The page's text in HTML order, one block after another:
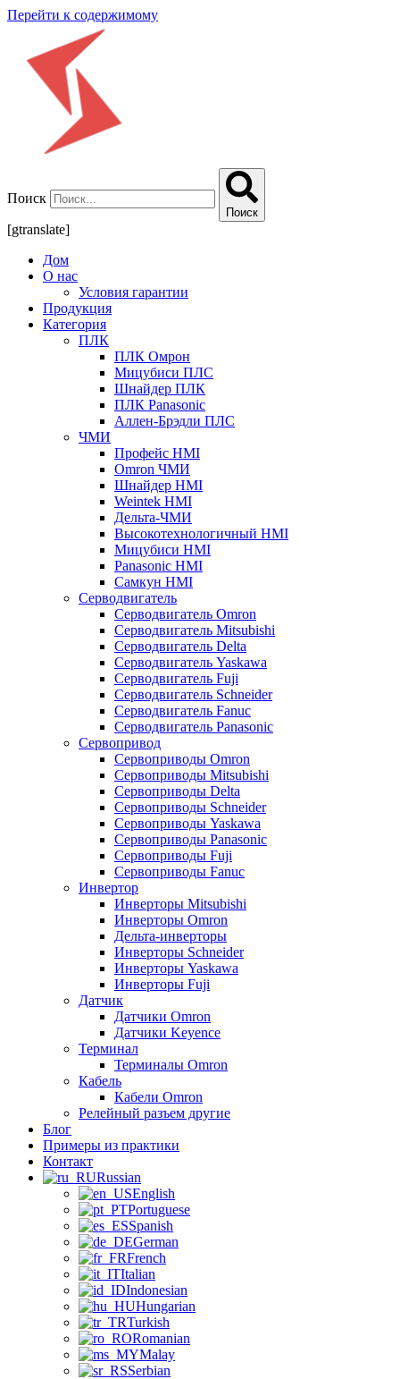
Перейти к содержимому
Поиск
Поиск
[gtranslate]
Дом
О нас
Условия гарантии
Продукция
Категория
ПЛК
ПЛК Омрон
Мицубиси ПЛС
Шнайдер ПЛК
ПЛК Panasonic
Аллен-Брэдли ПЛС
ЧМИ
Профейс HMI
Omron ЧМИ
Шнайдер HMI
Weintek HMI
Дельта-ЧМИ
Высокотехнологичный HMI
Мицубиси HMI
Panasonic HMI
Самкун HMI
Серводвигатель
Серводвигатель Omron
Серводвигатель Mitsubishi
Серводвигатель Delta
Серводвигатель Yaskawa
Серводвигатель Fuji
Серводвигатель Schneider
Серводвигатель Fanuc
Серводвигатель Panasonic
Сервопривод
Сервоприводы Omron
Сервоприводы Mitsubishi
Сервоприводы Delta
Сервоприводы Schneider
Сервоприводы Yaskawa
Сервоприводы Panasonic
Сервоприводы Fuji
Сервоприводы Fanuc
Инвертор
Инверторы Mitsubishi
Инверторы Omron
Дельта-инверторы
Инверторы Schneider
Инверторы Yaskawa
Инверторы Fuji
Датчик
Датчики Omron
Датчики Keyence
Терминал
Терминалы Omron
Кабель
Кабели Omron
Релейный разъем другие
Блог
Примеры из практики
Контакт
Russian
English
Portuguese
Spanish
German
French
Italian
Indonesian
Hungarian
Turkish
Romanian
Malay
Serbian